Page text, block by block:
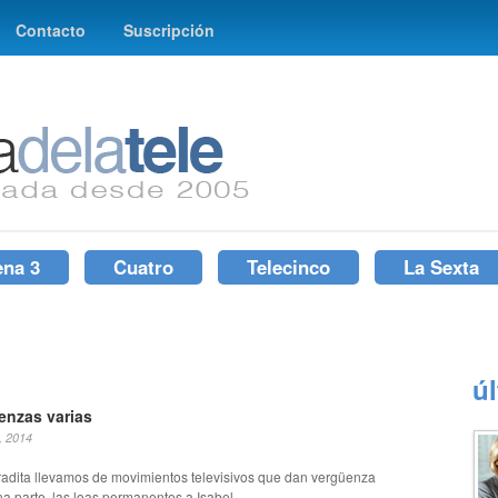
Contacto Suscripción
3 Cuatro Telecinco La Sexta
varias
2014
llevamos de movimientos televisivos que dan vergüenza